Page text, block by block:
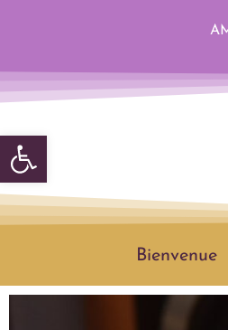
Ouvrir la barre
Bienvenue